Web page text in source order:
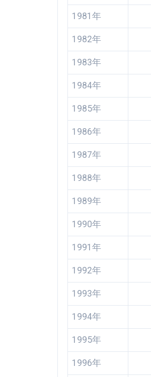
1981年
1982年
1983年
1984年
1985年
1986年
1987年
1988年
1989年
1990年
1991年
1992年
1993年
1994年
1995年
1996年